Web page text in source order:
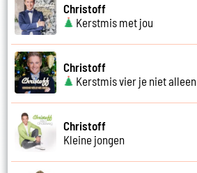
Christoff
Kerstmis met jou
Christoff
Kerstmis vier je niet alleen
Christoff
Kleine jongen